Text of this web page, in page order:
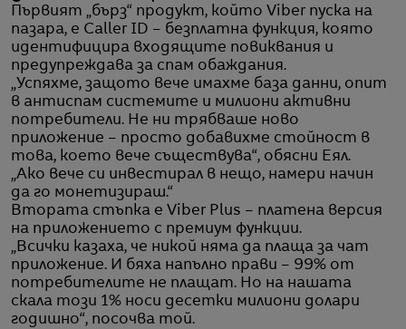
Първият „бърз“ продукт, който Viber пуска на
пазара, е Caller ID – безплатна функция, която
идентифицира входящите повиквания и
предупреждава за спам обаждания.
„Успяхме, защото вече имахме база данни, опит
в антиспам системите и милиони активни
потребители. Не ни трябваше ново
приложение – просто добавихме стойност в
това, което вече съществува“, обясни Еял.
„Ако вече си инвестирал в нещо, намери начин
да го монетизираш.“
Втората стъпка е Viber Plus – платена версия
на приложението с премиум функции.
„Всички казаха, че никой няма да плаща за чат
приложение. И бяха напълно прави – 99% от
потребителите не плащат. Но на нашата
скала този 1% носи десетки милиони долари
годишно“, посочва той.